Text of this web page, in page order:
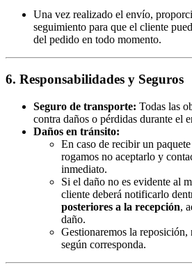
Una vez realizado el envío,
seguimiento para que el cliente
del pedido en todo momento.
6. Responsabilidades y Seguros
Seguro de transporte: Todas las
contra daños o pérdidas durante el
Daños en tránsito:
En caso de recibir un
rogamos no aceptarlo y
inmediato.
Si el daño no es evidente al
cliente deberá notificarlo
posteriores a la recepción,
daño.
Gestionaremos la reposición,
según corresponda.